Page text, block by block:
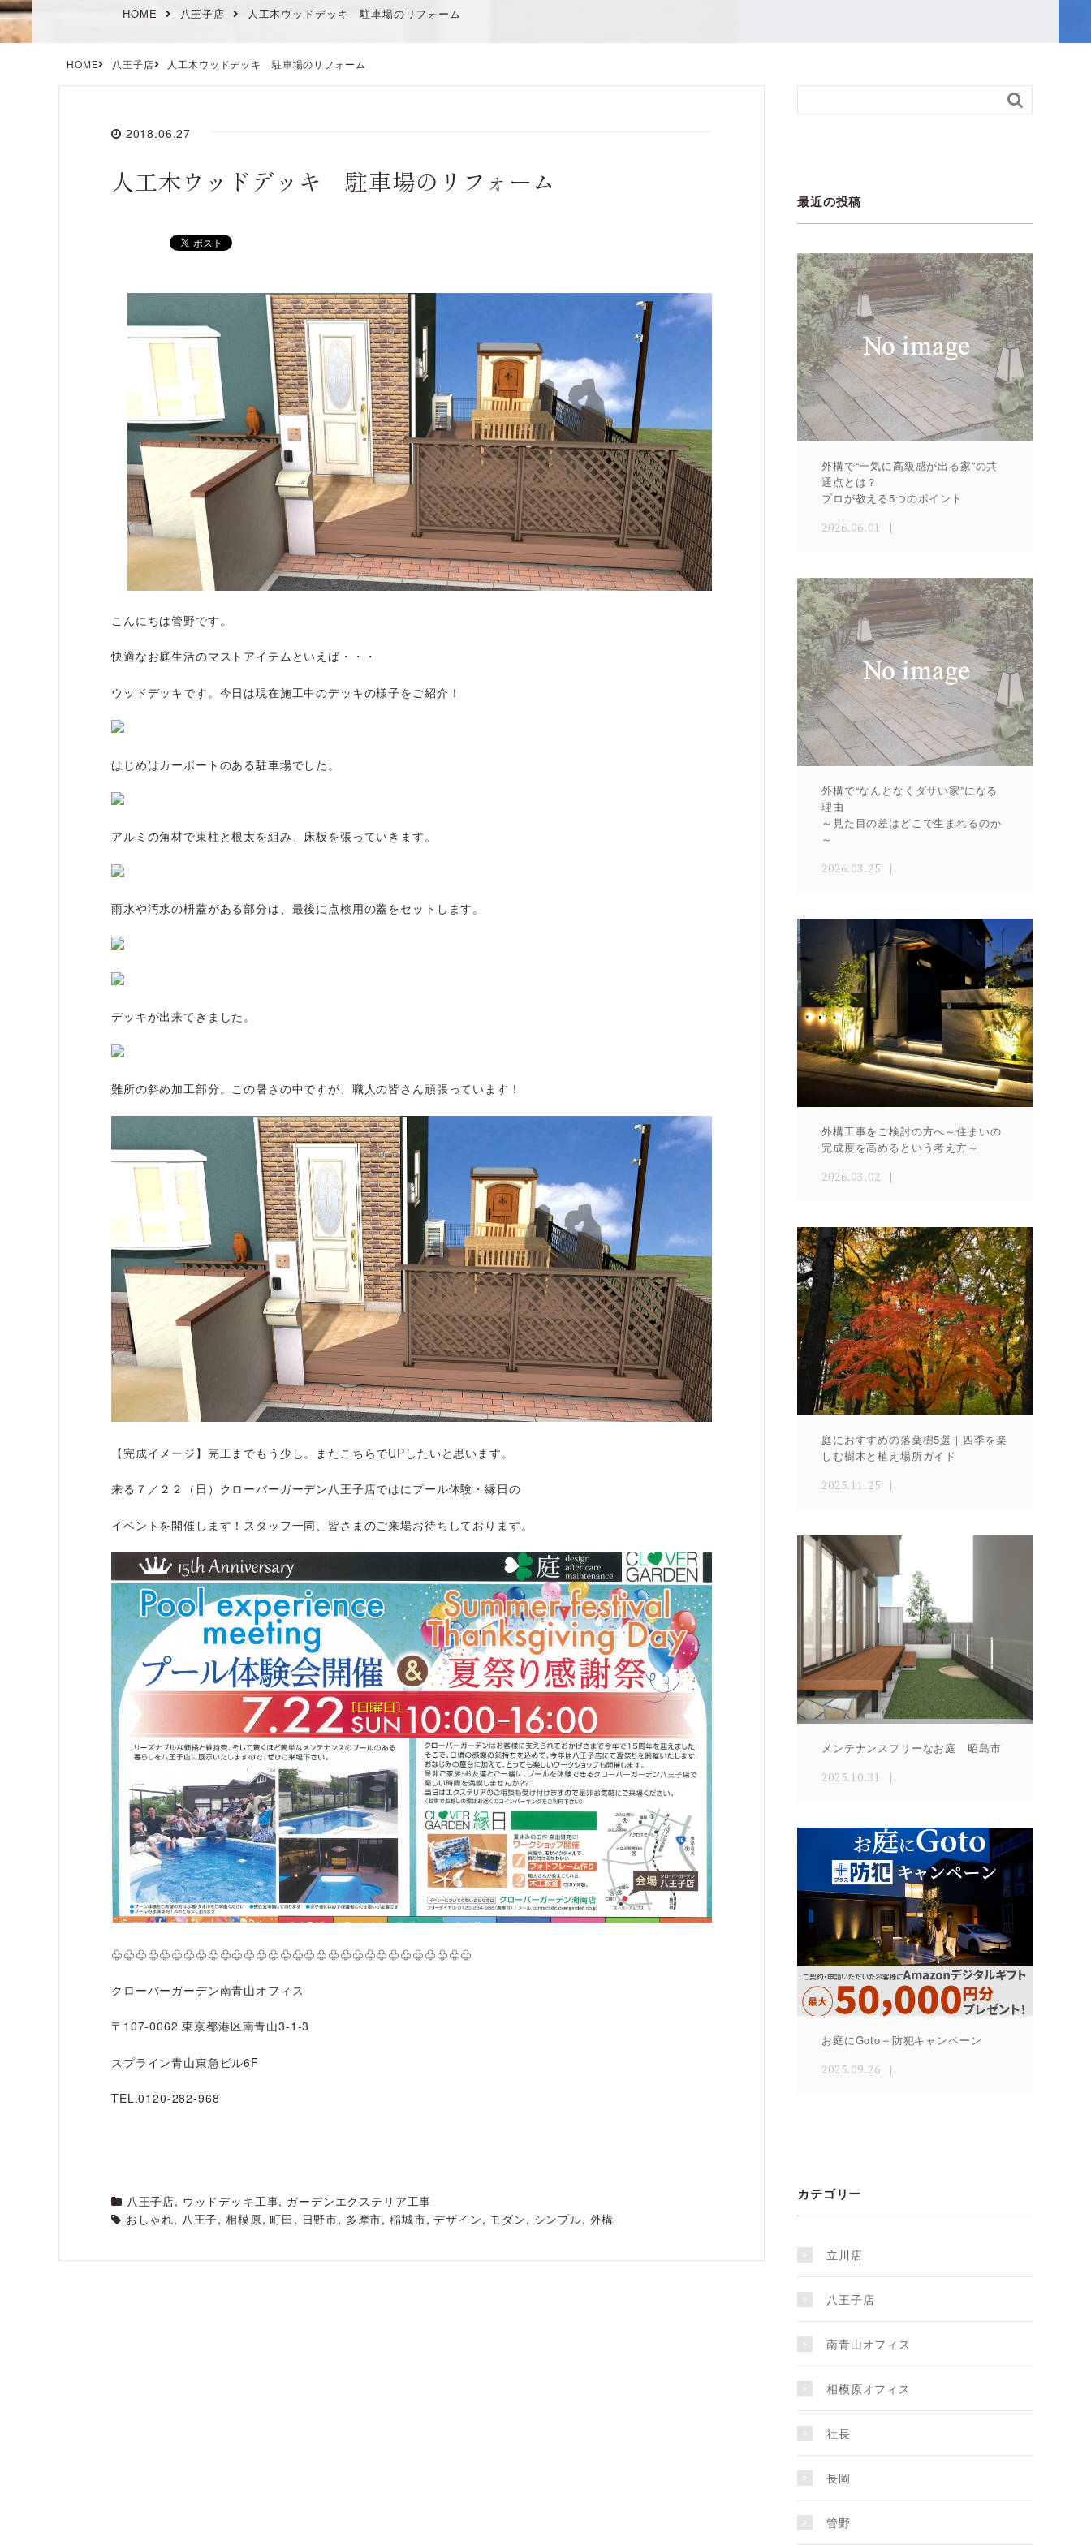
HOME 八王子店 人工木ウッドデッキ 駐車場のリフォーム
HOME 八王子店 人工木ウッドデッキ 駐車場のリフォーム
2018.06.27
人工木ウッドデッキ 駐車場のリフォーム
こんにちは管野です。
快適なお庭生活のマストアイテムといえば・・・
ウッドデッキです。今日は現在施工中のデッキの様子をご紹介！
はじめはカーポートのある駐車場でした。
アルミの角材で束柱と根太を組み、床板を張っていきます。
雨水や汚水の枡蓋がある部分は、最後に点検用の蓋をセットします。
デッキが出来てきました。
難所の斜め加工部分。この暑さの中ですが、職人の皆さん頑張っています！
【完成イメージ】完工までもう少し。またこちらでUPしたいと思います。
来る７／２２（日）クローバーガーデン八王子店ではにプール体験・縁日の
イベントを開催します！スタッフ一同、皆さまのご来場お待ちしております。
♧♧♧♧♧♧♧♧♧♧♧♧♧♧♧♧♧♧♧♧♧♧♧♧♧♧♧♧♧♧
クローバーガーデン南青山オフィス
〒107-0062 東京都港区南青山3-1-3
スプライン青山東急ビル6F
TEL.0120-282-968
八王子店, ウッドデッキ工事, ガーデンエクステリア工事
おしゃれ, 八王子, 相模原,町田 , 日野市, 多摩市, 稲城市,デザイン, モダン, シンプル, 外構

最近の投稿
外構で“一気に高級感が出る家”の共
通点とは？
プロが教える5つのポイント
2026.06.01
外構で“なんとなくダサい家”になる
理由
～見た目の差はどこで生まれるのか
～
2026.03.25
外構工事をご検討の方へ～住まいの
完成度を高めるという考え方～
2026.03.02
庭におすすめの落葉樹5選｜四季を楽
しむ樹木と植え場所ガイド
2025.11.25
メンテナンスフリーなお庭 昭島市
2025.10.31
お庭にGoto＋防犯キャンペーン
2025.09.26
カテゴリー
立川店
八王子店
南青山オフィス
相模原オフィス
社長
長岡
管野